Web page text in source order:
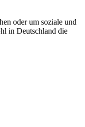
oder um soziale und
in Deutschland die